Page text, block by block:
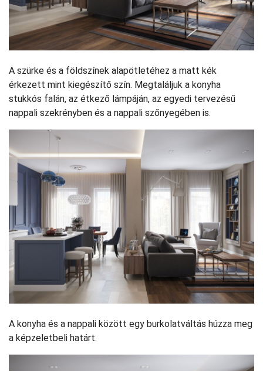
A szürke és a földszínek alapötletéhez a matt kék
érkezett mint kiegészítő szín. Megtaláljuk a konyha
stukkós falán, az étkező lámpáján, az egyedi tervezésű
nappali szekrényben és a nappali szőnyegében is.
A konyha és a nappali között egy burkolatváltás húzza meg
a képzeletbeli határt.